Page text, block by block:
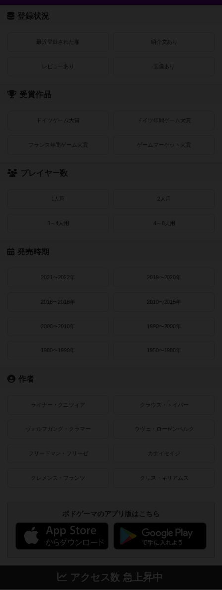
登録状況
最近登録された順 紹介文あり
レビューあり 画像あり
受賞作品
ドイツゲーム大賞 ドイツ年間ゲーム大賞
フランス年間ゲーム大賞 ゲームマーケット大賞
プレイヤー数
1人用 2人用
3～4人用 4～8人用
発売時期
2021〜2022年 2019〜2020年
2016〜2018年 2010〜2015年
2000〜2010年 1990〜2000年
1980〜1990年 1950〜1980年
作者
ライナー・クニツィア クラウス・トイバー
ヴォルフガング・クラマー ウヴェ・ローゼンベルク
フリードマン・フリーゼ カナイセイジ
クレメンス・フランツ クリス・キリアムス
ボドゲーマのアプリ版はこちら
アクセス数 急上昇中